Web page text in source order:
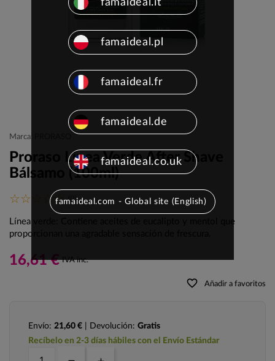
Marca: PRORASO
Proraso Linea Verde After Shave
Bálsamo (100ml)
(0)
Línea verde: Contiene aceites de eucalipto y mentol que
proporcionan una agradable sensación de frescura.
16,61 € IVA inc.
favorite_border Añadir a favoritos
Envío: 21,60 € | Devolución: Gratis
Recíbelo en 2-3 días hábiles con el Envío Estándar
famaideal.it
famaideal.pl
famaideal.fr
famaideal.de
famaideal.co.uk
famaideal.com - Global site (English)